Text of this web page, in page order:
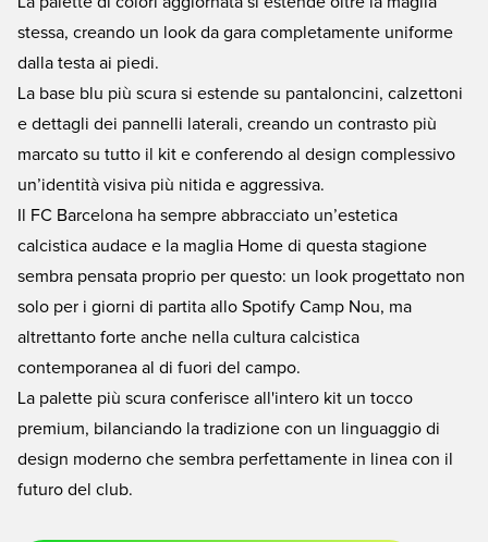
stessa, creando un look da gara completamente uniforme
dalla testa ai piedi.
La base blu più scura si estende su pantaloncini, calzettoni
e dettagli dei pannelli laterali, creando un contrasto più
marcato su tutto il kit e conferendo al design complessivo
un’identità visiva più nitida e aggressiva.
Il FC Barcelona ha sempre abbracciato un’estetica
calcistica audace e la maglia Home di questa stagione
sembra pensata proprio per questo: un look progettato non
solo per i giorni di partita allo Spotify Camp Nou, ma
altrettanto forte anche nella cultura calcistica
contemporanea al di fuori del campo.
La palette più scura conferisce all'intero kit un tocco
premium, bilanciando la tradizione con un linguaggio di
design moderno che sembra perfettamente in linea con il
futuro del club.